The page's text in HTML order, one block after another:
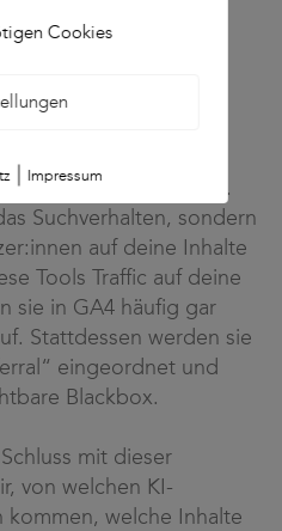
konsistent
KI-Tools wie
um sich zu informieren.
Suchverhalten, sondern
auf deine Inhalte
Tools Traffic auf deine
sie in GA4 häufig gar
Stattdessen werden sie
eingeordnet und
Blackbox.
mit dieser
von welchen KI-
kommen, welche Inhalte
Cookies
| Impressum